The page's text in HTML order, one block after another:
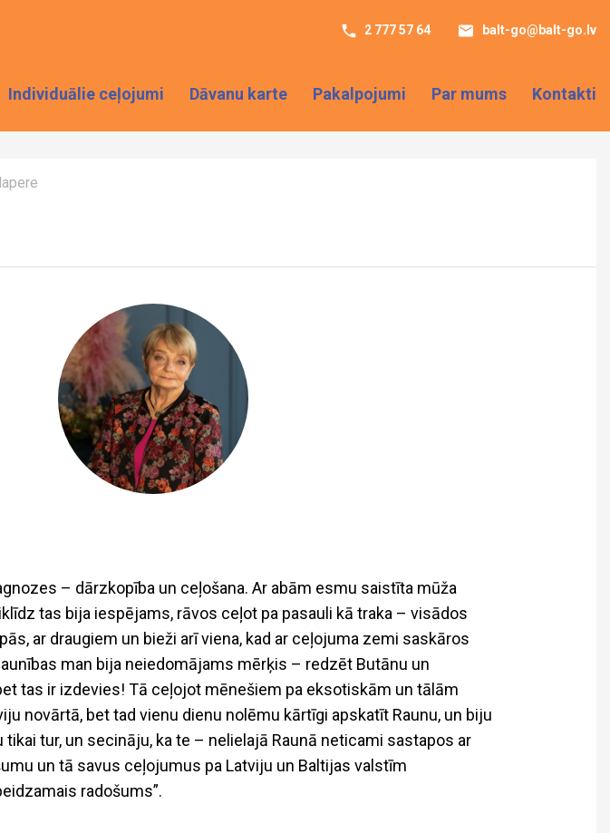
2 777 57 64 balt-go@balt-go.lv
Individuālie ceļojumi Dāvanu karte Pakalpojumi Par mums Kontakti
– dārzkopība un ceļošana. Ar abām esmu saistīta mūža
tas bija iespējams, rāvos ceļot pa pasauli kā traka – visādos
ar draugiem un bieži arī viena, kad ar ceļojuma zemi saskāros
man bija neiedomājams mērķis – redzēt Butānu un
tas ir izdevies! Tā ceļojot mēnešiem pa eksotiskām un tālām
novārtā, bet tad vienu dienu nolēmu kārtīgi apskatīt Raunu, un biju
tur, un secināju, ka te – nelielajā Raunā neticami sastapos ar
un tā savus ceļojumus pa Latviju un Baltijas valstīm
radošums”.